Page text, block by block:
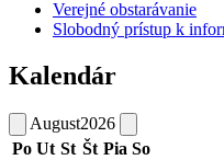
Verejné obstarávanie
Slobodný prístup k
Kalendár
August2026
Po Ut St Št Pia So